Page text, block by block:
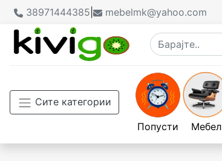
38971444385 mebelmk@yahoo.com
Сите категории
Попусти Мебел